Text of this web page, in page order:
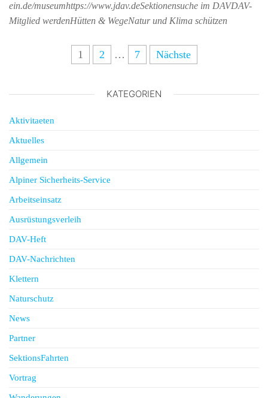
ein.de/museumhttps://www.jdav.deSektionensuche im DAVDAV-
Mitglied werdenHütten & WegeNatur und Klima schützen
1 2 … 7 Nächste
KATEGORIEN
Aktivitaeten
Aktuelles
Allgemein
Alpiner Sicherheits-Service
Arbeitseinsatz
Ausrüstungsverleih
DAV-Heft
DAV-Nachrichten
Klettern
Naturschutz
News
Partner
SektionsFahrten
Vortrag